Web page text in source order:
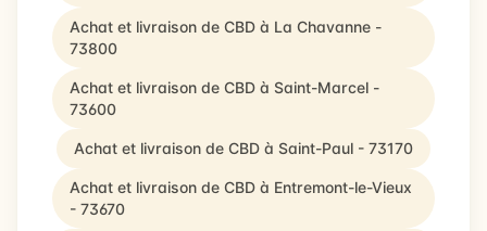
Achat et livraison de CBD à La Chavanne -
73800
Achat et livraison de CBD à Saint-Marcel -
73600
Achat et livraison de CBD à Saint-Paul - 73170
Achat et livraison de CBD à Entremont-le-Vieux
- 73670